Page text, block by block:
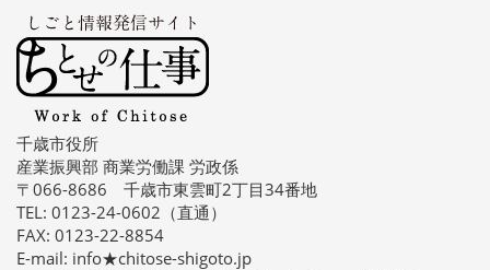
千歳市役所
産業振興部 商業労働課 労政係
〒066-8686 千歳市東雲町2丁目34番地
TEL: 0123-24-0602（直通）
FAX: 0123-22-8854
E-mail: info★chitose-shigoto.jp